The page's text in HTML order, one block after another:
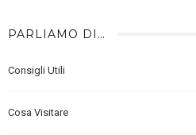
PARLIAMO DI…
Consigli Utili
Cosa Visitare